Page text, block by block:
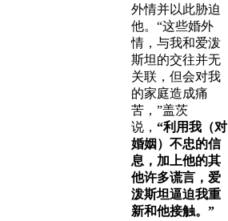
外情并以此胁迫
他。“这些婚外
情，与我和爱泼
斯坦的交往并无
关联，但会对我
的家庭造成痛
苦，”盖茨
说， “利用我（对
婚姻）不忠的信
息，加上他的其
他许多谎言，爱
泼斯坦逼迫我重
新和他接触。”